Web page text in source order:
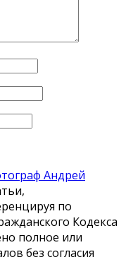
Андрей
по
Кодекса
полное или
без согласия